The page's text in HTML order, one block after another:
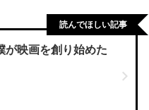
が映画を創り始めた
読んでほしい記事